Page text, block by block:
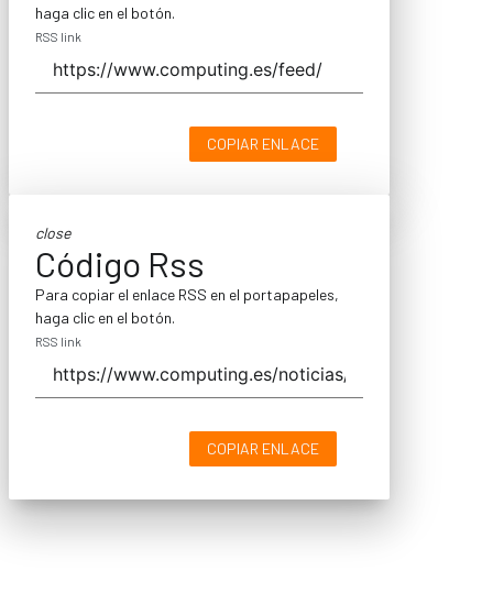
haga clic en el botón.
RSS link
COPIAR ENLACE
close
Código Rss
Para copiar el enlace RSS en el portapapeles,
haga clic en el botón.
RSS link
COPIAR ENLACE